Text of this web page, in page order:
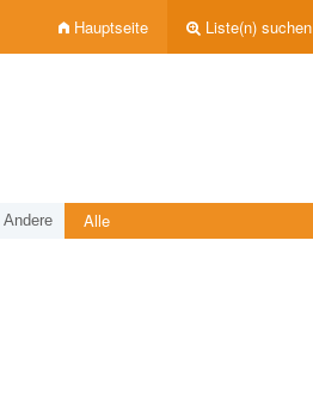
Hauptseite Liste(n) suchen
Andere Alle